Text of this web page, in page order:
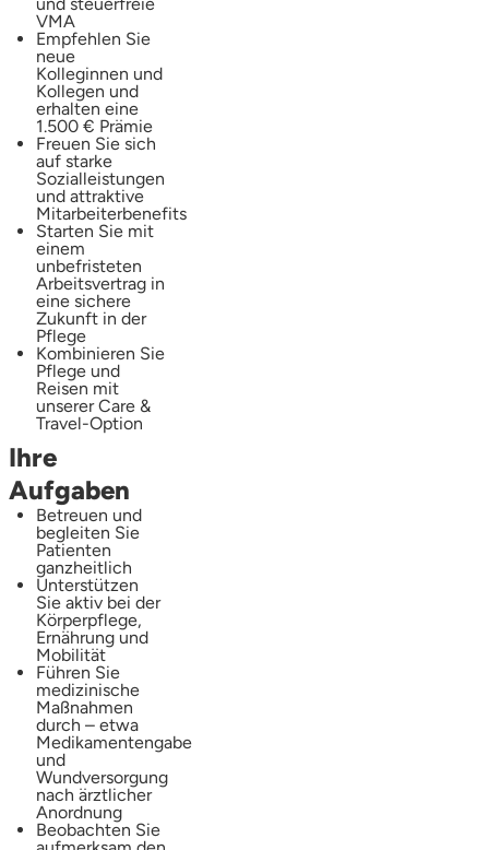
VMA
Empfehlen Sie
neue
Kolleginnen und
Kollegen und
erhalten eine
1.500 € Prämie
Freuen Sie sich
auf starke
Sozialleistungen
und attraktive
Mitarbeiterbenefits
Starten Sie mit
einem
unbefristeten
Arbeitsvertrag in
eine sichere
Zukunft in der
Pflege
Kombinieren Sie
Pflege und
Reisen mit
unserer Care &
Travel-Option
Ihre
Aufgaben
Betreuen und
begleiten Sie
Patienten
ganzheitlich
Unterstützen
Sie aktiv bei der
Körperpflege,
Ernährung und
Mobilität
Führen Sie
medizinische
Maßnahmen
durch – etwa
Medikamentengabe
und
Wundversorgung
nach ärztlicher
Anordnung
Beobachten Sie